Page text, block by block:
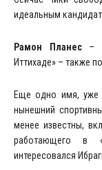
идеальным
Рамон Планес– в
Иттихаде» – также
Еще одно имя, уже
нынешний
менее известны,
работающего в
интересовался